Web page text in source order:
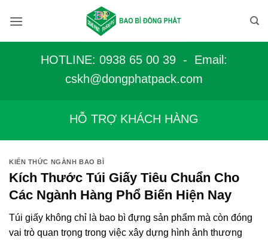
qua
HOTLINE: 0938 65 00 39 - Email:
cskh@dongphatpack.com
HỖ TRỢ KHÁCH HÀNG
KIẾN THỨC NGÀNH BAO BÌ
Kích Thước Túi Giấy Tiêu Chuẩn Cho
Các Ngành Hàng Phổ Biến Hiện Nay
Túi giấy không chỉ là bao bì đựng sản phẩm mà còn đóng
vai trò quan trọng trong việc xây dựng hình ảnh thương